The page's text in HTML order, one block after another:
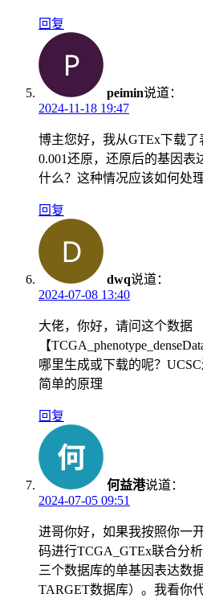
回复
peimin说道：
2024-11-18 19:47
博主您好，我从GTEx下载
0.001还原，还原后的基因表
什么？这种情况应该如何处理
回复
dwq说道：
2024-07-08 13:40
大佬，你好，请问这个数据
【
哪里生成或下载的呢？
简单的原理
回复
何益港说道：
2024-07-05 09:51
进哥你好，如果我按照你一
码进行TCGA_GTEx联合分
三个数据库的单基因表达数
TARGET数据库）。我看你